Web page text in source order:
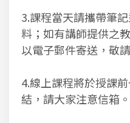
3.課程當天請攜帶筆
料；如有講師提供之
以電子郵件寄送，敬
4.線上課程將於授課
結，請大家注意信箱。